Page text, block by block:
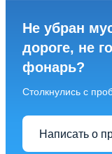
Не убран
дороге, не
фонарь?
Столкнулись с
Написать о